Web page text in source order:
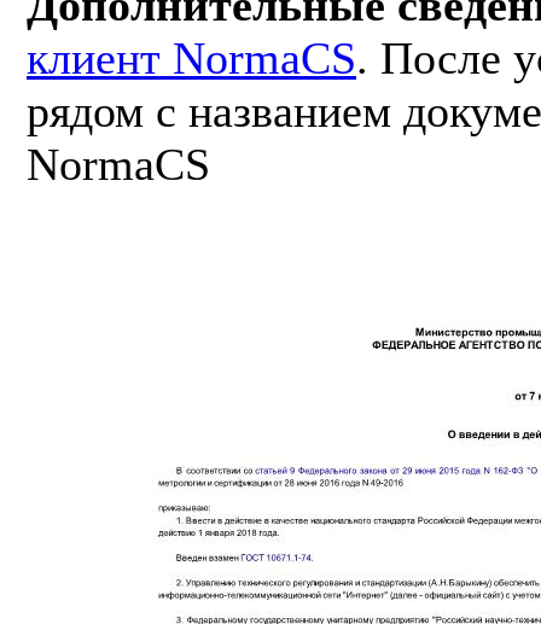
клиент NormaCS. После
рядом с названием
NormaCS